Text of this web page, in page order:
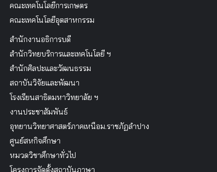
คณะเทคโนโลยีการเกษตร
คณะเทคโนโลยีอุตสาหกรรม
สำนักงานอธิการบดี
สำนักวิทยบริการและเทคโนโลยี ฯ
สำนักศิลปะและวัฒนธรรม
สถาบันวิจัยและพัฒนา
โรงเรียนสาธิตมหาวิทยาลัย ฯ
งานประชาสัมพันธ์
อุทยานวิทยาศาสตร์ภาคเหนือม.ราชภัฏลำปาง
ศูนย์สหกิจศึกษา
หมวดวิชาศึกษาทั่วไป
โครงการจัดตั้งสถาบันภาษา